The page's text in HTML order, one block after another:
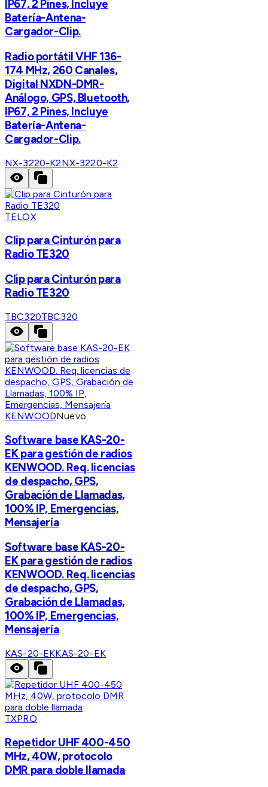
IP67, 2 Pines, Incluye
Batería-Antena-
Cargador-Clip.
Radio portátil VHF 136-
174 MHz, 260 Canales,
Digital NXDN-DMR-
Análogo, GPS, Bluetooth,
IP67, 2 Pines, Incluye
Batería-Antena-
Cargador-Clip.
NX-3220-K2NX-3220-K2
TELOX
Clip para Cinturón para
Radio TE320
Clip para Cinturón para
Radio TE320
TBC320TBC320
KENWOODNuevo
Software base KAS-20-
EK para gestión de radios
KENWOOD. Req. licencias
de despacho, GPS,
Grabación de Llamadas,
100% IP, Emergencias,
Mensajería
Software base KAS-20-
EK para gestión de radios
KENWOOD. Req. licencias
de despacho, GPS,
Grabación de Llamadas,
100% IP, Emergencias,
Mensajería
KAS-20-EKKAS-20-EK
TXPRO
Repetidor UHF 400-450
MHz, 40W, protocolo
DMR para doble llamada